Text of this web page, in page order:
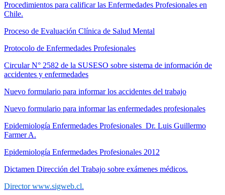
Procedimientos para calificar las Enfermedades Profesionales en
Chile.
Proceso de Evaluación Clínica de Salud Mental
Protocolo de Enfermedades Profesionales
Circular N° 2582 de la SUSESO sobre sistema de información de
accidentes y enfermedades
Nuevo formulario para informar los accidentes del trabajo
Nuevo formulario para informar las enfermedades profesionales
Epidemiología Enfermedades Profesionales Dr. Luis Guillermo
Farmer A.
Epidemiología Enfermedades Profesionales 2012
Dictamen Dirección del Trabajo sobre exámenes médicos.
Director www.sigweb.cl.